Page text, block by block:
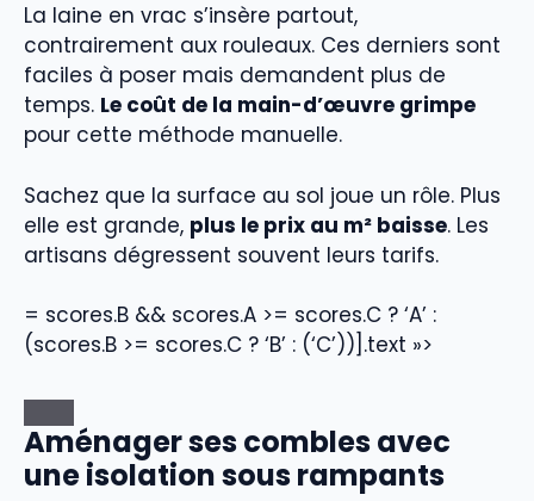
La laine en vrac s’insère partout,
contrairement aux rouleaux. Ces derniers sont
faciles à poser mais demandent plus de
temps. Le coût de la main-d’œuvre grimpe
pour cette méthode manuelle.
Sachez que la surface au sol joue un rôle. Plus
elle est grande, plus le prix au m² baisse. Les
artisans dégressent souvent leurs tarifs.
= scores.B && scores.A >= scores.C ? ‘A’ :
(scores.B >= scores.C ? ‘B’ : (‘C’))].text »>
Aménager ses combles avec
une isolation sous rampants